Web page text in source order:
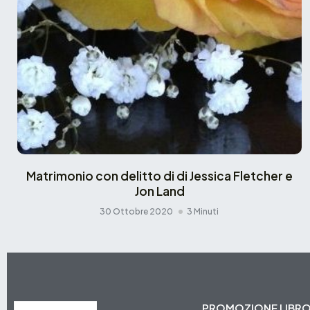
Matrimonio con delitto di di Jessica Fletcher e
Jon Land
30 Ottobre 2020 3 Minuti
PROMOZIONE LIBRO